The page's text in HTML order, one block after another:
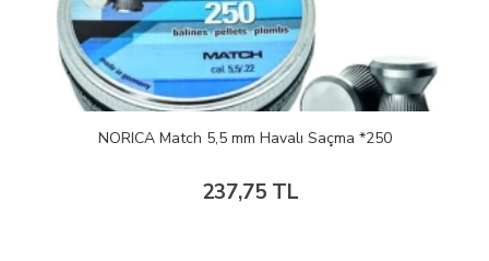
NORICA Match 5,5 mm Havalı Saçma *250
237,75 TL